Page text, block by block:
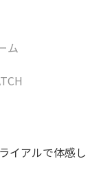
ム
イアルで体感し